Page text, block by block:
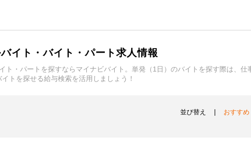
イト・バイト・パート求人情報
ト・パートを探すならマイナビバイト。単発（1日）のバイトを探す際は、仕
トを探せる給与検索を活用しましょう！
並び替え おすすめ